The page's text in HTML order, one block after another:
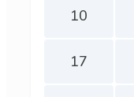
10
17